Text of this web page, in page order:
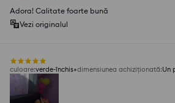
Adora! Calitate foarte bună
Vezi originalul
culoare:verde-închis dimensiunea achiziționată:Un